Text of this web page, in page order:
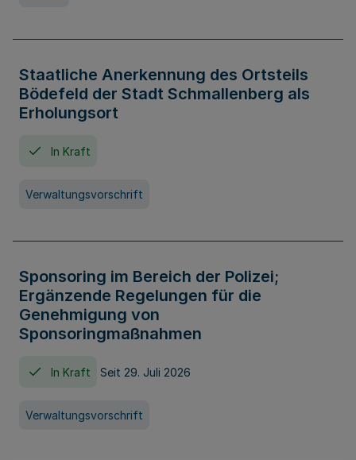
Staatliche Anerkennung des Ortsteils
Bödefeld der Stadt Schmallenberg als
Erholungsort
In Kraft
Verwaltungsvorschrift
Sponsoring im Bereich der Polizei;
Ergänzende Regelungen für die
Genehmigung von
Sponsoringmaßnahmen
In Kraft Seit 29. Juli 2026
Verwaltungsvorschrift